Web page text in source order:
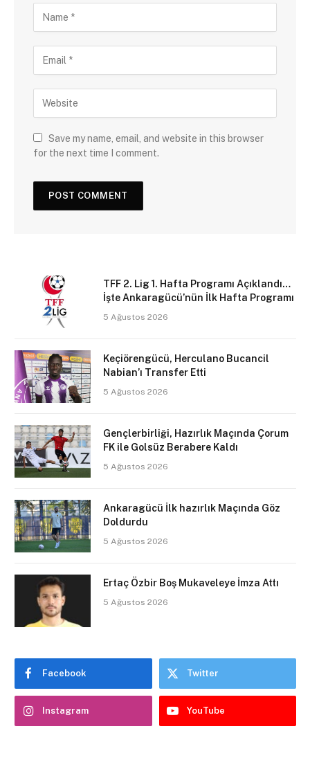
Save my name, email, and website in this browser
for the next time I comment.
TFF 2. Lig 1. Hafta Programı Açıklandı…
İşte Ankaragücü’nün İlk Hafta Programı
5 Ağustos 2026
Keçiörengücü, Herculano Bucancil
Nabian’ı Transfer Etti
5 Ağustos 2026
Gençlerbirliği, Hazırlık Maçında Çorum
FK ile Golsüz Berabere Kaldı
5 Ağustos 2026
Ankaragücü İlk hazırlık Maçında Göz
Doldurdu
5 Ağustos 2026
Ertaç Özbir Boş Mukaveleye İmza Attı
5 Ağustos 2026
Facebook Twitter
Instagram YouTube